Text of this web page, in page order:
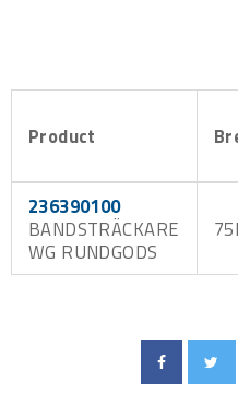
Product
236390100
BANDSTRÄCKARE
WG RUNDGODS